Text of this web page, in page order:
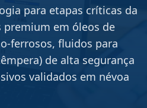
para etapas críticas da
premium em óleos de
ferrosos, fluidos para
de alta segurança
validados em névoa